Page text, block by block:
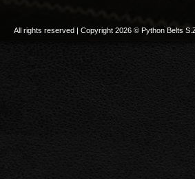
All rights reserved | Copyright 2026 © Python Belts